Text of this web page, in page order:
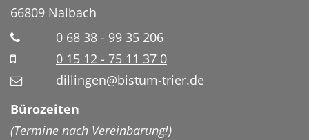
66809 Nalbach
0 68 38 - 99 35 206
0 15 12 - 75 11 37 0
dillingen@bistum-trier.de
Bürozeiten
(Termine nach Vereinbarung!)